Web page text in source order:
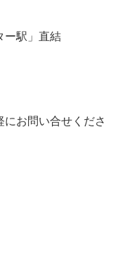
ー駅」直結
お問い合せくださ